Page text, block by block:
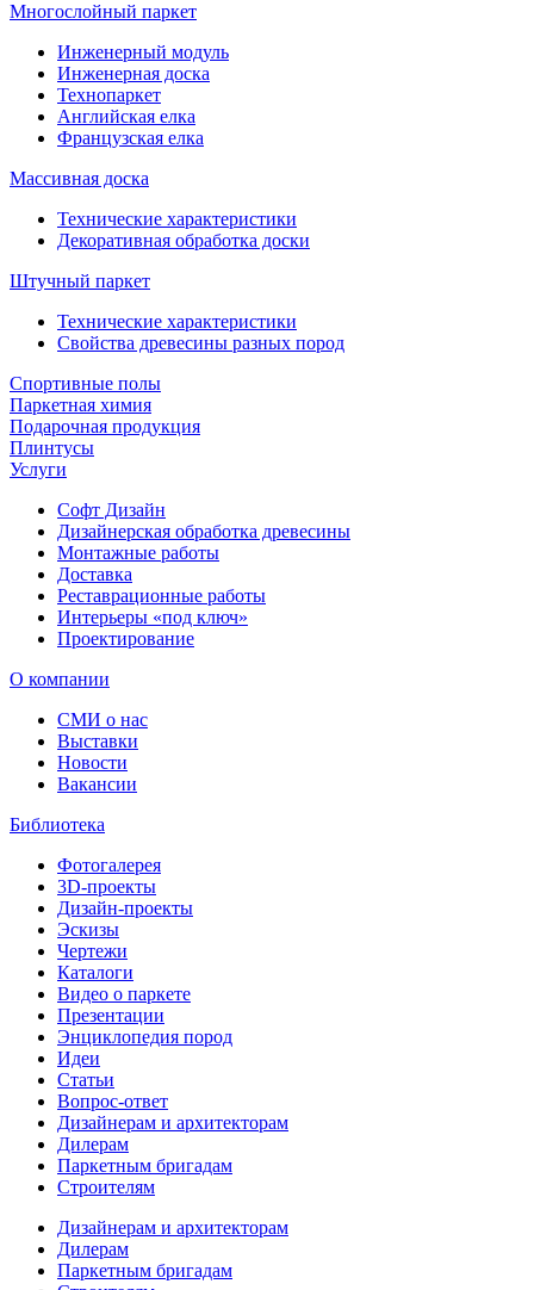
Многослойный паркет
Инженерный модуль
Инженерная доска
Технопаркет
Английская елка
Французская елка
Массивная доска
Технические характеристики
Декоративная обработка доски
Штучный паркет
Технические характеристики
Свойства древесины разных пород
Спортивные полы
Паркетная химия
Подарочная продукция
Плинтусы
Услуги
Софт Дизайн
Дизайнерская обработка древесины
Монтажные работы
Доставка
Реставрационные работы
Интерьеры «под ключ»
Проектирование
О компании
СМИ о нас
Выставки
Новости
Вакансии
Библиотека
Фотогалерея
3D-проекты
Дизайн-проекты
Эскизы
Чертежи
Каталоги
Видео о паркете
Презентации
Энциклопедия пород
Идеи
Статьи
Вопрос-ответ
Дизайнерам и архитекторам
Дилерам
Паркетным бригадам
Строителям
Дизайнерам и архитекторам
Дилерам
Паркетным бригадам